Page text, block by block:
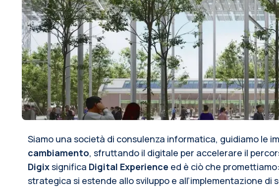
Siamo una società di consulenza informatica, guidiamo le
cambiamento, sfruttando il digitale per accelerare il
Digixsignifica Digital Experience ed è ciò che
strategica si estende allo sviluppo e all’implementazione